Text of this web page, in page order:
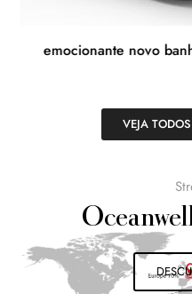
emocionante novo banheiro
VEJA